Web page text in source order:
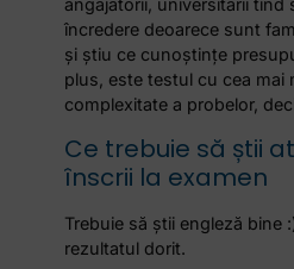
angajatorii, universitarii tind
încredere deoarece sunt
și știu ce cunoștințe
plus, este testul cu cea mai
complexitate a probelor,
Ce trebuie să știi
înscrii la examen
Trebuie să știi engleză bine
rezultatul dorit.